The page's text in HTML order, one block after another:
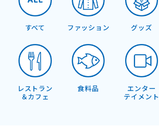
すべて ファッション グッズ
レストラン
＆カフェ
食料品
エンター
テイメント